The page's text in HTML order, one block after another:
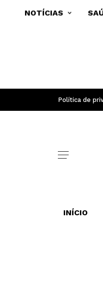
Política de
INÍCIO
NOTÍCIAS